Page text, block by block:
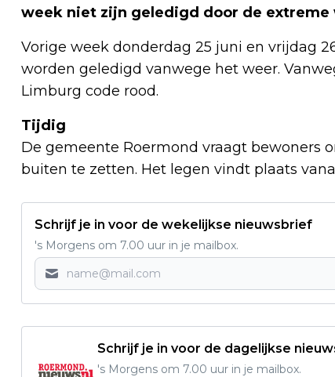
week niet zijn geledigd door de
Vorige week donderdag 25 juni en vrijdag
worden geledigd vanwege het weer.
Limburg code rood.
Tijdig
De gemeente Roermond vraagt bewoners
buiten te zetten. Het legen vindt plaats
Schrijf je in voor de wekelijkse nieuwsbrief
's Morgens om 7.00 uur in je mailbox.
Schrijf je in voor de dagelijkse
's Morgens om 7.00 uur in je mailbox.